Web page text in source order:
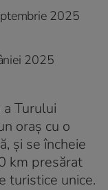
2025
2025
Turului
oraș cu o
și se încheie
km presărat
turistice unice.